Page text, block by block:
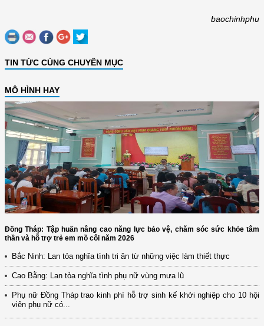
baochinhphu
TIN TỨC CÙNG CHUYÊN MỤC
MÔ HÌNH HAY
Đồng Tháp: Tập huấn nâng cao năng lực bảo vệ, chăm sóc sức khỏe tâm
thần và hỗ trợ trẻ em mồ côi năm 2026
Bắc Ninh: Lan tỏa nghĩa tình tri ân từ những việc làm thiết thực
Cao Bằng: Lan tỏa nghĩa tình phụ nữ vùng mưa lũ
Phụ nữ Đồng Tháp trao kinh phí hỗ trợ sinh kế khởi nghiệp cho 10 hội
viên phụ nữ có...